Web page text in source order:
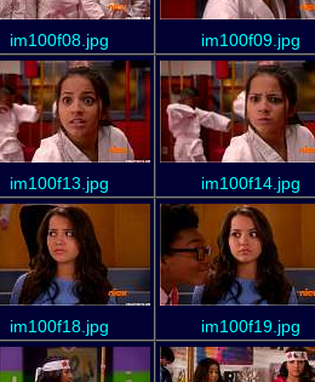
im100f08.jpg im100f09.jpg
im100f13.jpg im100f14.jpg
im100f18.jpg im100f19.jpg